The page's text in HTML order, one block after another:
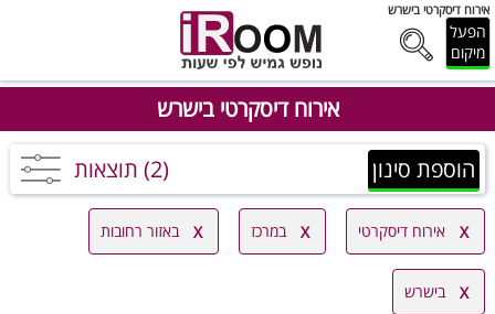
אירוח דיסקרטי בישרש
הפעל
מיקום
אירוח דיסקרטי בישרש
הוספת סינון (2) תוצאות
אירוח דיסקרטי במרכז באזור רחובות
בישרש